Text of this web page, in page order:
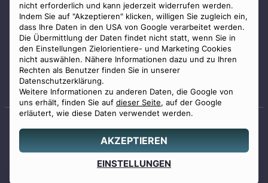
nicht erforderlich und kann jederzeit widerrufen werden.
Indem Sie auf "Akzeptieren" klicken, willigen Sie zugleich ein,
dass Ihre Daten in den USA von Google verarbeitet werden.
Die Übermittlung der Daten findet nicht statt, wenn Sie in
den Einstellungen Zielorientiere- und Marketing Cookies
nicht auswählen. Nähere Informationen dazu und zu Ihren
Rechten als Benutzer finden Sie in unserer
Datenschutzerklärung.
Weitere Informationen zu anderen Daten, die Google von
uns erhält, finden Sie auf dieser Seite, auf der Google
erläutert, wie diese Daten verwendet werden.
AKZEPTIEREN
EINSTELLUNGEN
0800 88 44 04
erstellen
Staatlich geprüfter
© 2026 Benu GmbH. Alle Rechte vorbehalten.